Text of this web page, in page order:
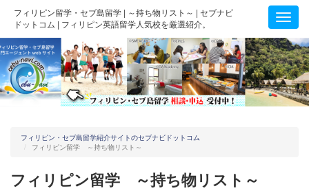
フィリピン留学・セブ島留学 | ～持ち物リスト～ | セブナビ
ドットコム | フィリピン英語留学人気校を厳選紹介。
フィリピン・セブ島留学紹介サイトのセブナビドットコム
フィリピン留学 ～持ち物リスト～
フィリピン留学 ～持ち物リスト～